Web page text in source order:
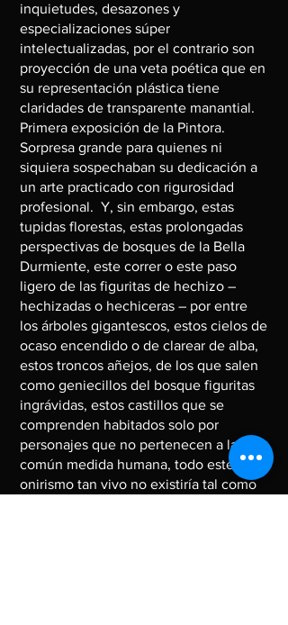
inquietudes, desazones y
especializaciones súper
intelectualizadas, por el contrario son
proyección de una veta poética que en
su representación plástica tiene
claridades de transparente manantial.
Primera exposición de la Pintora.
Sorpresa grande para quienes ni
siquiera sospechaban su dedicación a
un arte practicado con rigurosidad
profesional. Y, sin embargo, estas
tupidas florestas, estas prolongadas
perspectivas de bosques de la Bella
Durmiente, este correr o este paso
ligero de las figuritas de hechizo –
hechizadas o hechiceras – por entre
los árboles gigantescos, estos cielos de
ocaso encendido o de clarear de alba,
estos troncos añejos, de los que salen
como geniecillos del bosque figuritas
ingrávidas, estos castillos que se
comprenden habitados solo por
personajes que no pertenecen a la
común medida humana, todo este
onirismo tan vivo no existiría tal como